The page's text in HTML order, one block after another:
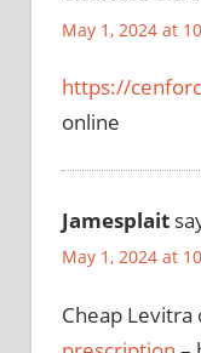
May 1, 2024 at
https://
online
Jamesplait
May 1, 2024 at
Cheap Levitra